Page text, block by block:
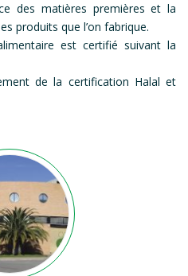
des matières premières et la
produits que l’on fabrique.
est certifié suivant la
de la certification Halal et